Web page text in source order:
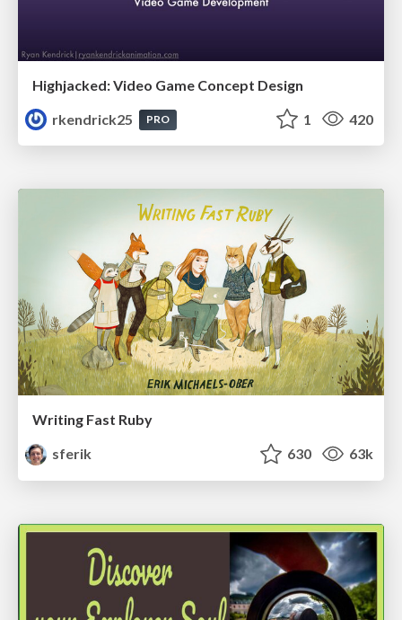
Highjacked: Video Game Concept Design
rkendrick25
PRO 1 420
Writing Fast Ruby
sferik
630 63k